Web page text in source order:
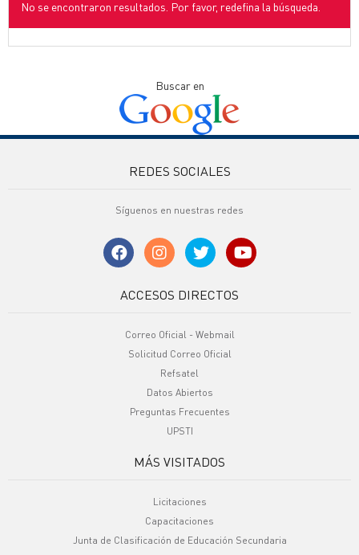
No se encontraron resultados. Por favor, redefina la búsqueda.
Buscar en
REDES SOCIALES
Síguenos en nuestras redes
ACCESOS DIRECTOS
Correo Oficial - Webmail
Solicitud Correo Oficial
Refsatel
Datos Abiertos
Preguntas Frecuentes
UPSTI
MÁS VISITADOS
Licitaciones
Capacitaciones
Junta de Clasificación de Educación Secundaria